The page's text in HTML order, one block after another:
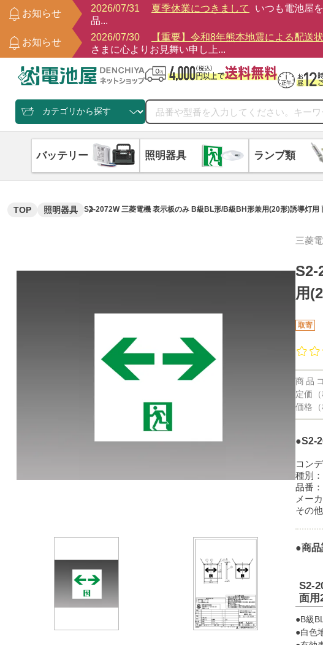
お知らせ
2026/07/31 夏季休業につきまして
いつも電池屋
品...
お知らせ
2026/07/30 【重要】令和8年熊本地震による配送
さまに心よりお見舞い申し上...
バッテリー 照明器具 ランプ類
TOP 照明器具 S2-2072W 三菱電機 表示板のみ B級BL形/B級BH形兼用(20形)誘導灯用
三菱
S2-
用
取寄
商品
定価（
価格（
●S2-
コン
種別：
品番：
メー
その他
●商品
S2-
面用
●B級
●白色